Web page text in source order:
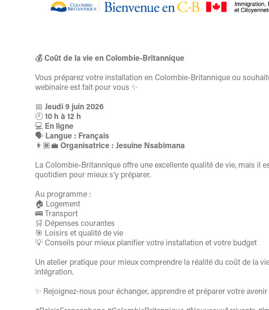
💰 Coût de la vie en Colombie-Britannique
Vous préparez votre installation en Colombie-Britannique ou
webinaire est fait pour vous ✨
📅 Jeudi 9 juin 2026
🕙10 h à 12 h
💻 En ligne
🗣️ Langue : Français
👩🏾‍💼 Organisatrice : Jesuine Nsabimana
La Colombie-Britannique offre une excellente qualité de vie, mais il
quotidien pour mieux s’y préparer.
Au programme :
🏠 Logement
🚌 Transport
🛒 Dépenses courantes
🎯 Loisirs et qualité de vie
💡 Conseils pour mieux planifier votre installation et votre budget
Un atelier pratique pour mieux comprendre la réalité du coût de la
intégration.
✨ Rejoignez-nous pour échanger, apprendre et préparer votre